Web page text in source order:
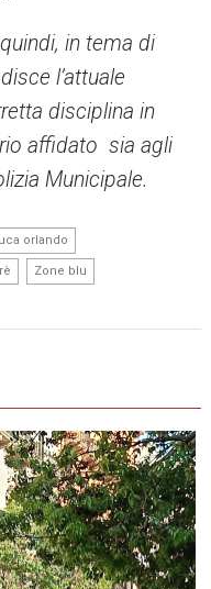
in tema di
l’attuale
disciplina in
affidato sia agli
Municipale.
orlando
Zone blu